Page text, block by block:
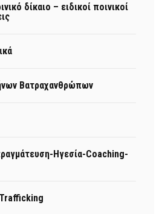
δίκαιο – ειδικοί ποινικοί
Βατραχανθρώπων
Ηγεσία-Coaching-